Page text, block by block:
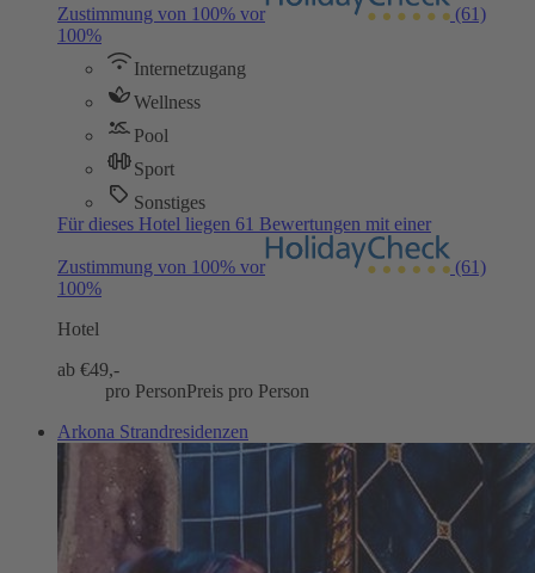
Zustimmung von 100% vor
(61)
100%
Internetzugang
Wellness
Pool
Sport
Sonstiges
Für dieses Hotel liegen 61 Bewertungen mit einer
Zustimmung von 100% vor
(61)
100%
Hotel
ab €49,-
pro PersonPreis pro Person
Arkona Strandresidenzen